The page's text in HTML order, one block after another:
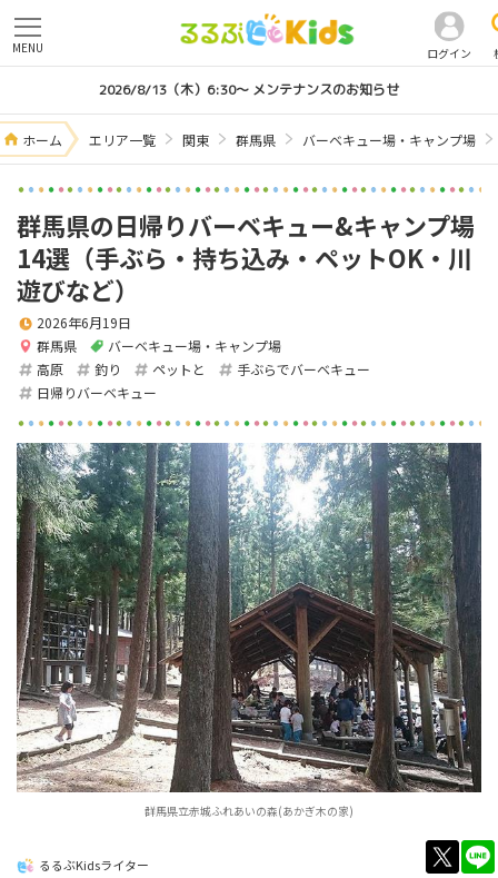
ログイン
MENU
2026/8/13（木）6:30～ メンテナンスのお知らせ
ホーム エリア一覧 関東 群馬県 バーベキュー場・キャンプ場
群馬県の日帰りバーベキュー&キャンプ場
14選（手ぶら・持ち込み・ペットOK・川
遊びなど）
群馬県 バーベキュー場・キャンプ場
2026年6月19日
高原 釣り ペットと
手ぶらでバーベキュー
日帰りバーベキュー
群馬県立赤城ふれあいの森(あかぎ木の家)
るるぶKidsライター